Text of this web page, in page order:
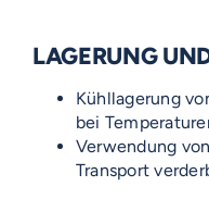
LAGERUNG
Kühllagerung
bei
Verwendung
Transport